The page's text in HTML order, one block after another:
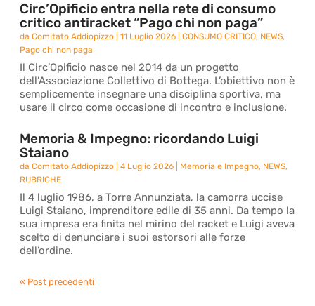
Circ’Opificio entra nella rete di consumo
critico antiracket “Pago chi non paga”
daComitato Addiopizzo |11 Luglio 2026 |CONSUMO CRITICO, NEWS,
Pago chi non paga
Il Circ’Opificio nasce nel 2014 da un progetto
dell’Associazione Collettivo di Bottega. L’obiettivo non è
semplicemente insegnare una disciplina sportiva, ma
usare il circo come occasione di incontro e inclusione.
Memoria & Impegno: ricordando Luigi
Staiano
daComitato Addiopizzo |4 Luglio 2026 Memoria e Impegno, NEWS,
RUBRICHE
Il 4 luglio 1986, a Torre Annunziata, la camorra uccise
Luigi Staiano, imprenditore edile di 35 anni. Da tempo la
sua impresa era finita nel mirino del racket e Luigi aveva
scelto di denunciare i suoi estorsori alle forze
dell’ordine.
« Post precedenti